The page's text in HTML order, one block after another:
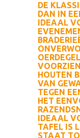
DE
DAN IN
IDEAAL
HOUTEN
VAN
TEGEN
HET
IDEAAL
TAFEL IS
STAAT